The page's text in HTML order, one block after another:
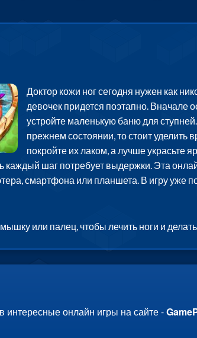
Доктор кожи ног сегодня нужен как
девочек придется поэтапно. Вначале
устройте маленькую баню для
прежнем состоянии, то стоит уделить
покройте их лаком, а лучше украсьте
каждый шаг потребует выдержки. Эта
смартфона или планшета. В игру уже
или палец, чтобы лечить ноги и
интересные онлайн игры на сайте -